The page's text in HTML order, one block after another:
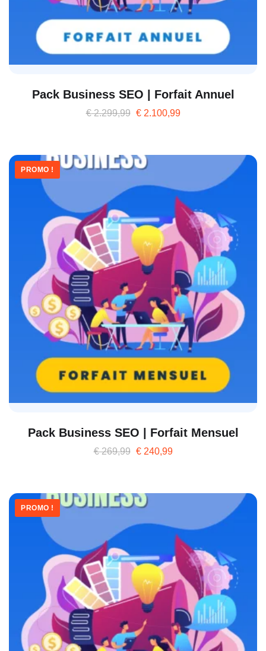
Pack Business SEO | Forfait Annuel
€2.299,99 €2.100,99
PROMO !
Pack Business SEO | Forfait Mensuel
€269,99 €240,99
PROMO !